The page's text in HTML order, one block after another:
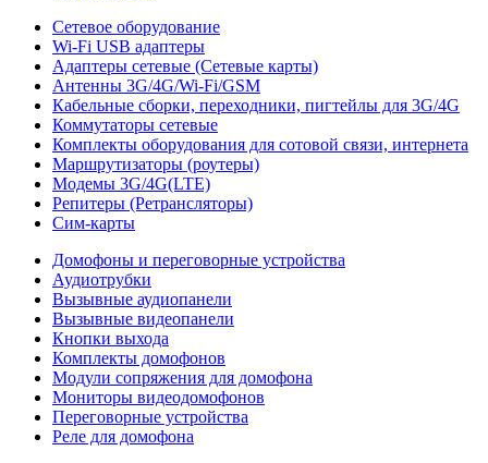
Сетевое оборудование
Wi-Fi USB адаптеры
Адаптеры сетевые (Сетевые карты)
Антенны 3G/4G/Wi-Fi/GSM
Кабельные сборки, переходники, пигтейлы для 3G/4G
Коммутаторы сетевые
Комплекты оборудования для сотовой связи, интернета
Маршрутизаторы (роутеры)
Модемы 3G/4G(LTE)
Репитеры (Ретрансляторы)
Сим-карты
Домофоны и переговорные устройства
Аудиотрубки
Вызывные аудиопанели
Вызывные видеопанели
Кнопки выхода
Комплекты домофонов
Модули сопряжения для домофона
Мониторы видеодомофонов
Переговорные устройства
Реле для домофона